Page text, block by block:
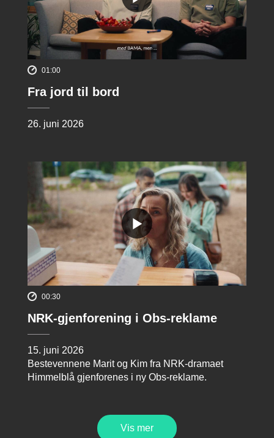
01:00
Fra jord til bord
26. juni 2026
00:30
NRK-gjenforening i Obs-reklame
15. juni 2026
Bestevennene Marit og Kim fra NRK-dramaet
Himmelblå gjenforenes i ny Obs-reklame.
Vis mer